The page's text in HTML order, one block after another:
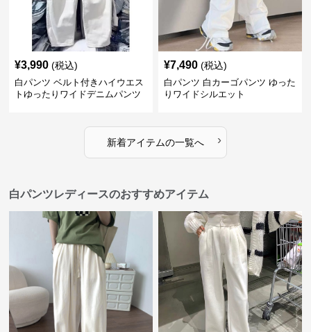
¥3,990 (税込)
白パンツ ベルト付きハイウエス
トゆったりワイドデニムパンツ
¥7,490 (税込)
白パンツ 白カーゴパンツ ゆった
りワイドシルエット
新着アイテムの一覧へ ›
白パンツレディースのおすすめアイテム